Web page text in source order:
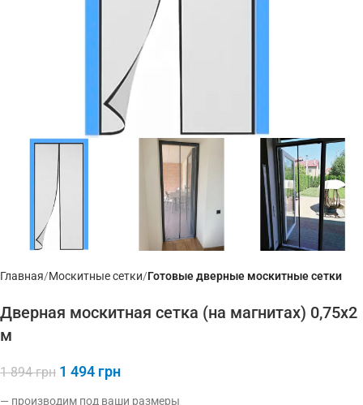
Главная Москитные сетки Готовые дверные москитные сетки
Дверная москитная сетка (на магнитах) 0,75х2
м
1 894грн 1 494 грн
— производим под ваши размеры